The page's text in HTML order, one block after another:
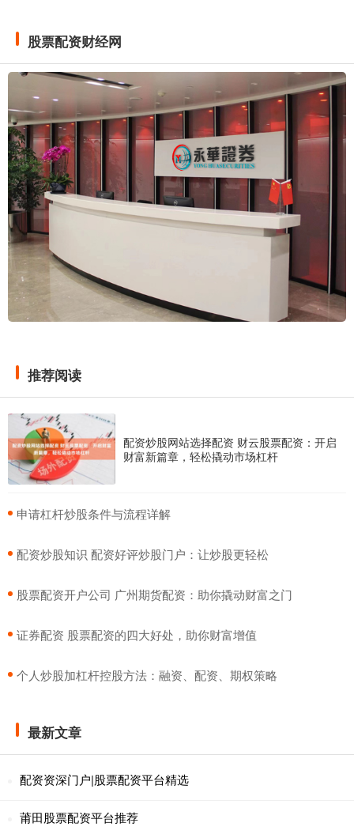
股票配资财经网
推荐阅读
配资炒股网站选择配资 财云股票配资：开启
财富新篇章，轻松撬动市场杠杆
​申请杠杆炒股条件与流程详解
​配资炒股知识 配资好评炒股门户：让炒股更轻松
​股票配资开户公司 广州期货配资：助你撬动财富之门
​证券配资 股票配资的四大好处，助你财富增值
​个人炒股加杠杆控股方法：融资、配资、期权策略
最新文章
配资资深门户|股票配资平台精选
莆田股票配资平台推荐